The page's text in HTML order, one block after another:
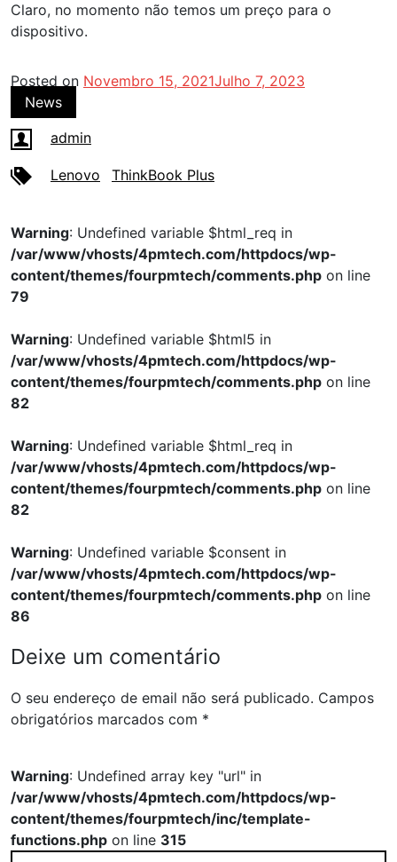
Claro, no momento não temos um preço para o
dispositivo.
Posted on Novembro 15, 2021Julho 7, 2023
News
admin
Lenovo ThinkBook Plus
Warning: Undefined variable $html_req in
/var/www/vhosts/4pmtech.com/httpdocs/wp-
content/themes/fourpmtech/comments.php on line
79
Warning: Undefined variable $html5 in
/var/www/vhosts/4pmtech.com/httpdocs/wp-
content/themes/fourpmtech/comments.php on line
82
Warning: Undefined variable $html_req in
/var/www/vhosts/4pmtech.com/httpdocs/wp-
content/themes/fourpmtech/comments.php on line
82
Warning: Undefined variable $consent in
/var/www/vhosts/4pmtech.com/httpdocs/wp-
content/themes/fourpmtech/comments.php on line
86
Deixe um comentário
O seu endereço de email não será publicado. Campos
obrigatórios marcados com *
Warning: Undefined array key "url" in
/var/www/vhosts/4pmtech.com/httpdocs/wp-
content/themes/fourpmtech/inc/template-
functions.php on line 315